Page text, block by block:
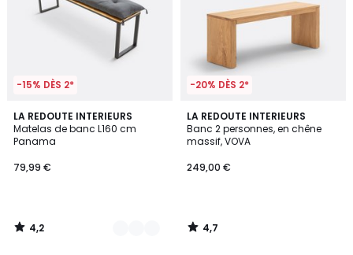
-15% DÈS 2*
LA REDOUTE INTERIEURS
Matelas de banc L160 cm
Panama
79,99 €
4,2
/ 5
5
Couleurs
4,2
/
-20% DÈS 2*
LA REDOUTE INTERIEURS
Banc 2 personnes, en chêne
massif, VOVA
249,00 €
4,7
/ 5
4,7
/